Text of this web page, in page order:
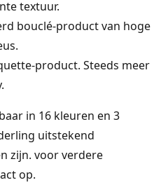
textuur.
bouclé-product van hoge
product. Steeds meer
in 16 kleuren en 3
uitstekend
zijn. voor verdere
op.